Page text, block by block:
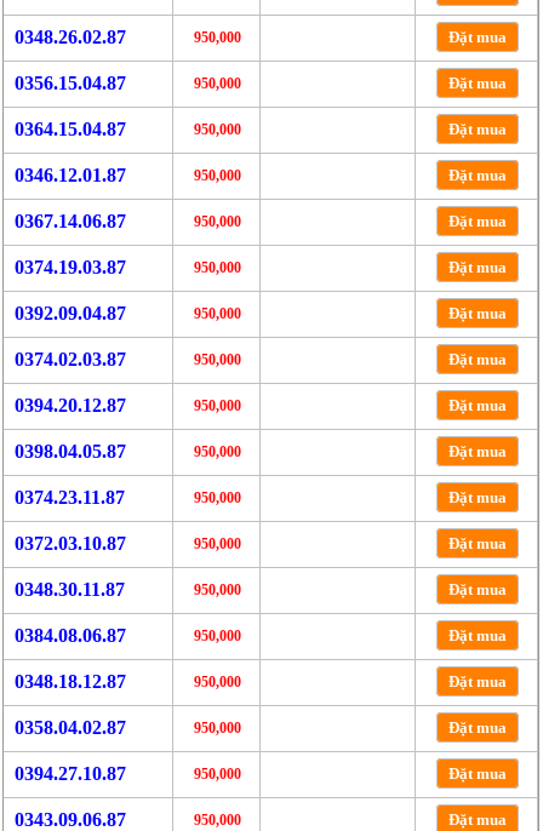
0348.26.02.87 950,000 Đặt mua
0356.15.04.87 950,000 Đặt mua
0364.15.04.87 950,000 Đặt mua
0346.12.01.87 950,000 Đặt mua
0367.14.06.87 950,000 Đặt mua
0374.19.03.87 950,000 Đặt mua
0392.09.04.87 950,000 Đặt mua
0374.02.03.87 950,000 Đặt mua
0394.20.12.87 950,000 Đặt mua
0398.04.05.87 950,000 Đặt mua
0374.23.11.87 950,000 Đặt mua
0372.03.10.87 950,000 Đặt mua
0348.30.11.87 950,000 Đặt mua
0384.08.06.87 950,000 Đặt mua
0348.18.12.87 950,000 Đặt mua
0358.04.02.87 950,000 Đặt mua
0394.27.10.87 950,000 Đặt mua
0343.09.06.87 950,000 Đặt mua